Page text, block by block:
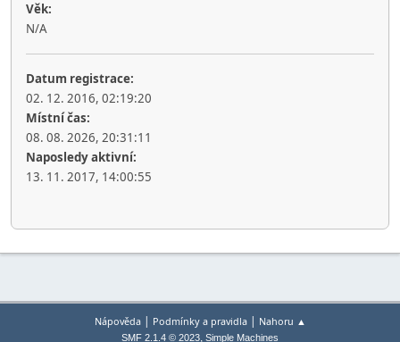
Věk:
N/A
Datum registrace:
02. 12. 2016, 02:19:20
Místní čas:
08. 08. 2026, 20:31:11
Naposledy aktivní:
13. 11. 2017, 14:00:55
Nápověda| Podmínky a pravidla| Nahoru ▲
SMF 2.1.4 © 2023, Simple Machines